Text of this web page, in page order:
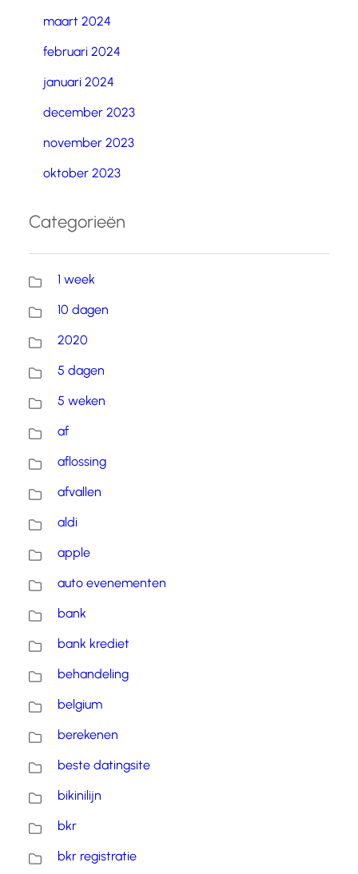
maart 2024
februari 2024
januari 2024
december 2023
november 2023
oktober 2023
Categorieën
1 week
10 dagen
2020
5 dagen
5 weken
af
aflossing
afvallen
aldi
apple
auto evenementen
bank
bank krediet
behandeling
belgium
berekenen
beste datingsite
bikinilijn
bkr
bkr registratie